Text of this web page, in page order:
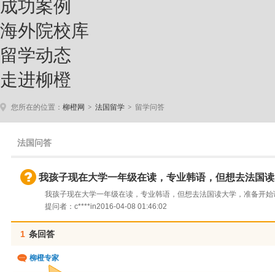
成功案例
海外院校库
留学动态
走进柳橙
您所在的位置： 柳橙网 > 法国留学 > 留学问答
法国问答
我孩子现在大学一年级在读，专业韩语，但想去法国
我孩子现在大学一年级在读，专业韩语，但想去法国读大学，准备开
提问者：c****in2016-04-08 01:46:02
1 条回答
柳橙专家